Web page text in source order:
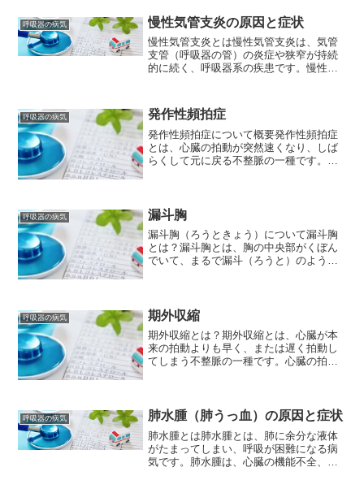
呼吸器の病気 慢性気管支炎の原因と症状
慢性気管支炎とは慢性気管支炎は、気管
支管（呼吸器の管）の炎症や狭窄が持続
的に続く、呼吸器系の疾患です。慢性気
長期的な暴露による気管支の慢性的な刺
激です。この病気の主な症...
呼吸器の病気 発作性頻拍症
発作性頻拍症について概要発作性頻拍症
とは、心臓の拍動が突然速くなり、しば
らくして元に戻る不整脈の一種です。心
ら数時間続き、突然...
呼吸器の病気 漏斗胸
漏斗胸（ろうときょう）について漏斗胸
とは？漏斗胸とは、胸の中央部がくぼん
でいて、まるで漏斗（ろうと）のような
態を指します。漏斗胸の原因...
呼吸器の病気 期外収縮
期外収縮とは？期外収縮とは、心臓が本
来の拍動よりも早く、または遅く拍動し
てしまう不整脈の一種です。心臓の拍動
因は様々です。 生理的な原...
呼吸器の病気 肺水腫（肺うっ血）の原因と症状
肺水腫とは肺水腫とは、肺に余分な液体
がたまってしまい、呼吸が困難になる病
気です。肺水腫は、心臓の機能不全、肺